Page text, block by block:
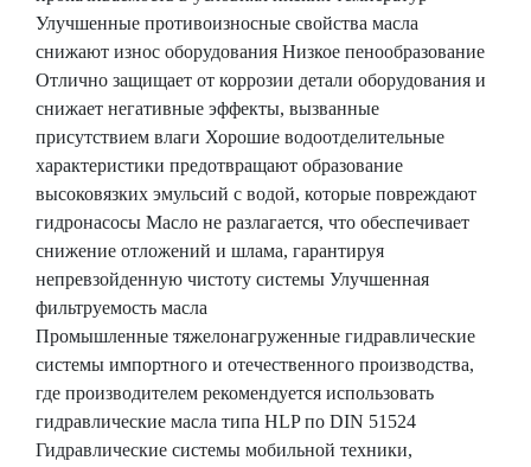
Улучшенные противоизносные свойства масла
снижают износ оборудования Низкое пенообразование
Отлично защищает от коррозии детали оборудования и
снижает негативные эффекты, вызванные
присутствием влаги Хорошие водоотделительные
характеристики предотвращают образование
высоковязких эмульсий с водой, которые повреждают
гидронасосы Масло не разлагается, что обеспечивает
снижение отложений и шлама, гарантируя
непревзойденную чистоту системы Улучшенная
фильтруемость масла
Промышленные тяжелонагруженные гидравлические
системы импортного и отечественного производства,
где производителем рекомендуется использовать
гидравлические масла типа HLP по DIN 51524
Гидравлические системы мобильной техники,